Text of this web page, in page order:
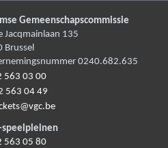
Gemeenschapscommissie
Jacqmainlaan 135
Brussel
0240.682.635
563 03 00
563 04 49
speelpleinen
563 05 80